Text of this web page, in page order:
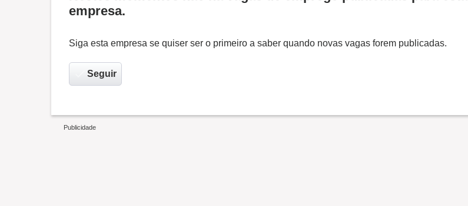
empresa.
Siga esta empresa se quiser ser o primeiro a saber quando novas vagas forem publicadas.
Seguir